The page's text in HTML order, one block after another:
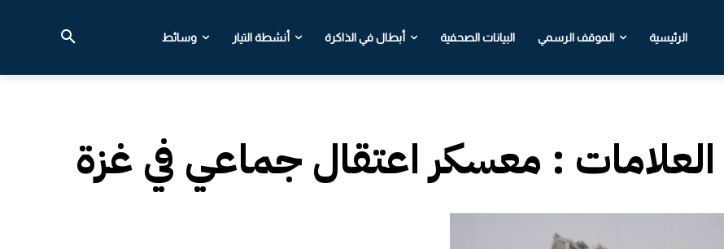
الرئيسية الموقف الرسمي البيانات الصحفية أبطال في الذاكرة أنشطة التيار وسائط
العلامات : معسكر اعتقال جماعي في غزة